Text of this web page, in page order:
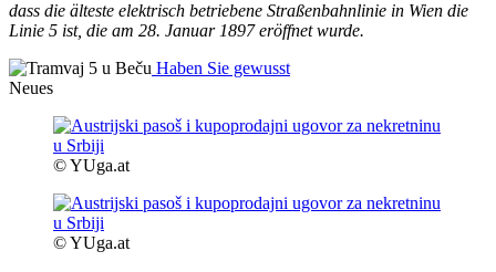
dass die älteste elektrisch betriebene Straßenbahnlinie in Wien die
Linie 5 ist, die am 28. Januar 1897 eröffnet wurde.
Haben Sie gewusst
Neues
© YUga.at
© YUga.at